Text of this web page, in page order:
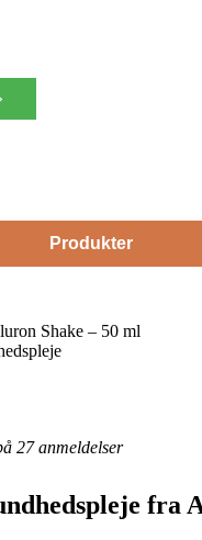
Produkter
Shake – 50 ml
27anmeldelser
fra